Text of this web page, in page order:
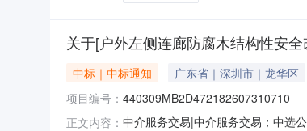
关于[户外左侧连廊防腐木结构性安
中标｜中标通知 广东省｜深圳市｜龙华区
项目编号： 440309MB2D472182607310710
正文内容： 中介服务交易|中介服务交易；中选